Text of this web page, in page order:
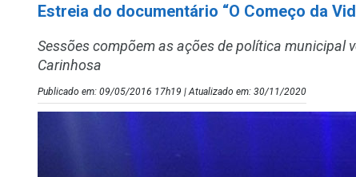
Estreia do documentário “O Começo da
Sessões compõem as ações de política municipal
Carinhosa
Publicado em: 09/05/2016 17h19 | Atualizado em: 30/11/2020